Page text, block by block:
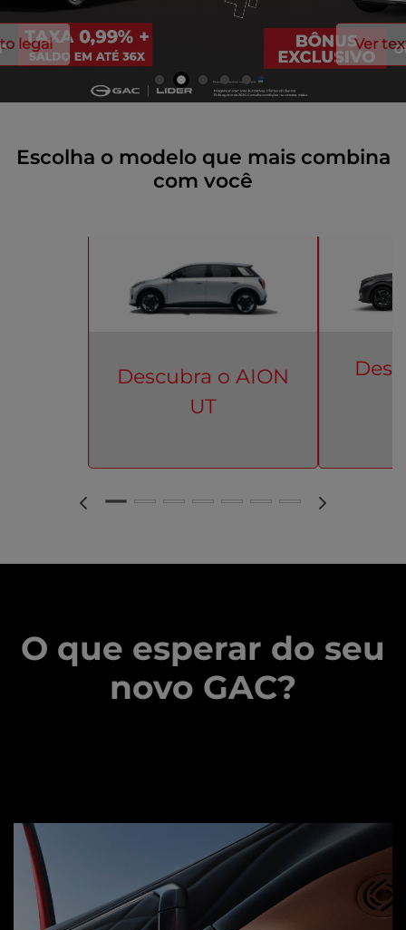
Escolha o modelo que mais combina
com você
Descubra o AION
UT
O que esperar do seu
novo GAC?